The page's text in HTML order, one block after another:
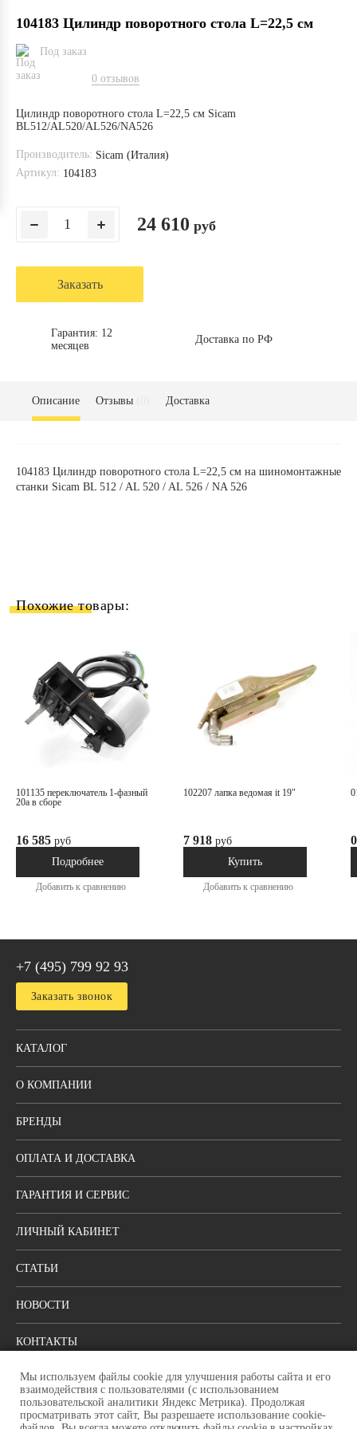
104183 Цилиндр поворотного стола L=22,5 см
Под заказ
0 отзывов
Цилиндр поворотного стола L=22,5 см Sicam
BL512/AL520/AL526/NA526
Производитель: Sicam (Италия)
Артикул: 104183
24 610 руб
Заказать
Гарантия: 12
месяцев
Доставка по РФ
Описание Отзывы Доставка
104183 Цилиндр поворотного стола L=22,5 см на шиномонтажные
станки Sicam BL 512 / AL 520 / AL 526 / NA 526
Похожие товары:
101135 переключатель 1-фазный
20а в сборе
16 585 руб
Под заказ
Подробнее
Добавить к сравнению
102207 лапка ведомая it 19"
7 918 руб
В наличииКупить
Добавить к сравнению
0
+7 (495) 799 92 93
Заказать звонок
КАТАЛОГ
О КОМПАНИИ
БРЕНДЫ
ОПЛАТА И ДОСТАВКА
ГАРАНТИЯ И СЕРВИС
ЛИЧНЫЙ КАБИНЕТ
СТАТЬИ
НОВОСТИ
КОНТАКТЫ
ПОЛИТИКА КОНФИДЕНЦИАЛЬНОСТИ
Москва, ул. Шоссейная, 80, стр. 1
Мы используем файлы cookie для улучшения работы сайта и его
взаимодействия с пользователями (с использованием
пользовательской аналитики Яндекс Метрика). Продолжая
просматривать этот сайт, Вы разрешаете использование cookie-